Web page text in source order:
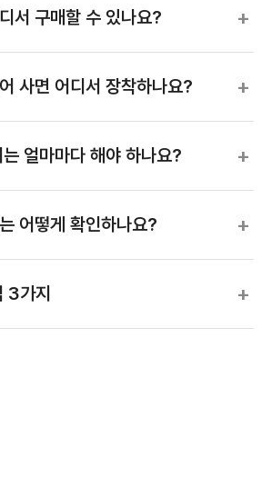
서 구매할 수 있나요? +
사면 어디서 장착하나요? +
얼마마다 해야 하나요? +
어떻게 확인하나요? +
3가지 +